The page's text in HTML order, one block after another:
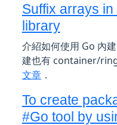
Suffix arrays
library
介紹如何使用 Go 內
建也有 container/
文章．
To create
#Go tool by